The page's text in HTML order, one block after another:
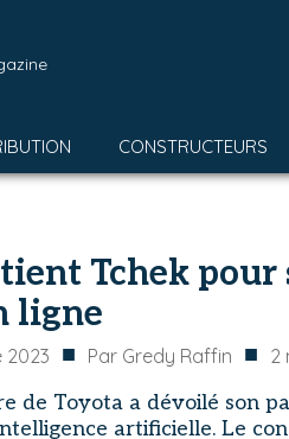
CONSTRUCTEURS
Tchek pour
ligne
2023 ■ Par Gredy Raffin ■ 2
de Toyota a dévoilé son
artificielle. Le